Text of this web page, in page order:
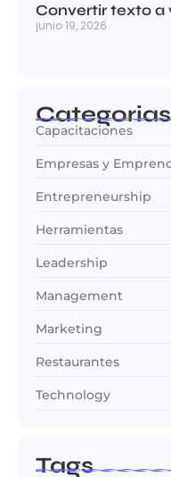
Convertir texto a
junio 19, 2026
Categorias
Capacitaciones
Empresas y
Entrepreneurship
Herramientas
Leadership
Management
Marketing
Restaurantes
Technology
Tags